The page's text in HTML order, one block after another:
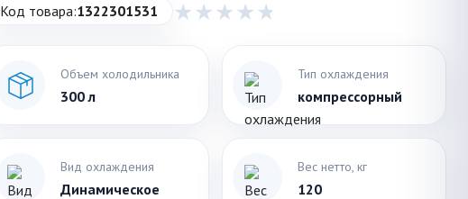
Код товара:1322301531
Объем холодильника
300 л
Тип охлаждения
компрессорный
Вид охлаждения
Динамическое
Вес нетто, кг
120